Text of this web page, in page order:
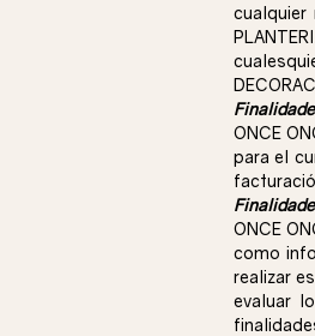
cualquier
ONCE
para el
ONCE
como
realizar
evaluar